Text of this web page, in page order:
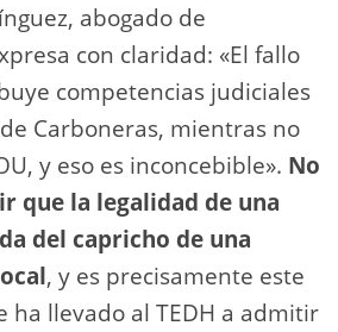
abogado de
con claridad: «El fallo
competencias judiciales
Carboneras, mientras no
y eso es inconcebible». No
que la legalidad de una
del capricho de una
, y es precisamente este
ha llevado al TEDH a admitir